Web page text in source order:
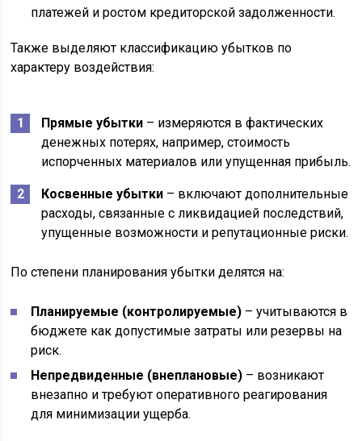
платежей и ростом кредиторской задолженности.
Также выделяют классификацию убытков по
характеру воздействия:
Прямые убытки – измеряются в фактических
денежных потерях, например, стоимость
испорченных материалов или упущенная прибыль.
Косвенные убытки – включают дополнительные
расходы, связанные с ликвидацией последствий,
упущенные возможности и репутационные риски.
По степени планирования убытки делятся на:
Планируемые (контролируемые) – учитываются в
бюджете как допустимые затраты или резервы на
риск.
Непредвиденные (внеплановые) – возникают
внезапно и требуют оперативного реагирования
для минимизации ущерба.